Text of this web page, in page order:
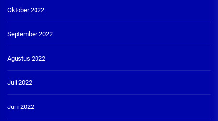
Oktober 2022
September 2022
Agustus 2022
Juli 2022
Juni 2022